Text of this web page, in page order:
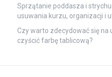
Sprzątanie poddasza i
usuwania kurzu, organizacji i
Czy warto zdecydować się
czyścić farbę tablicową?